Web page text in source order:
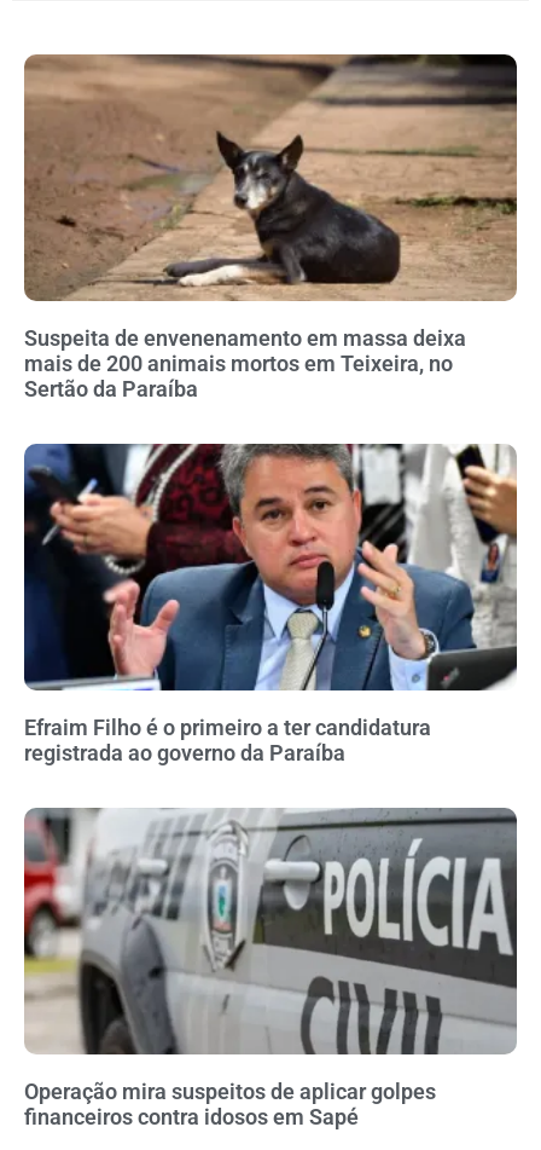
Suspeita de envenenamento em massa deixa
mais de 200 animais mortos em Teixeira, no
Sertão da Paraíba
Efraim Filho é o primeiro a ter candidatura
registrada ao governo da Paraíba
Operação mira suspeitos de aplicar golpes
financeiros contra idosos em Sapé